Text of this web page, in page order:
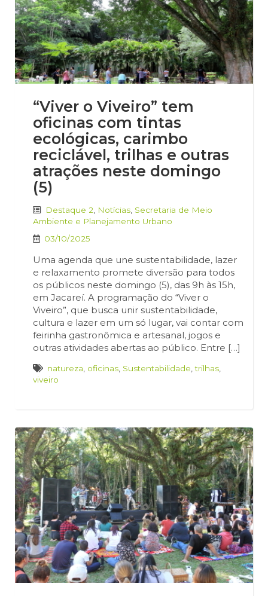
“Viver o Viveiro” tem
oficinas com tintas
ecológicas, carimbo
reciclável, trilhas e outras
atrações neste domingo
(5)
Destaque 2 Notícias Secretaria de Meio
Ambiente e Planejamento Urbano
03/10/2025
Uma agenda que une sustentabilidade, lazer
e relaxamento promete diversão para todos
os públicos neste domingo (5), das 9h às 15h,
em Jacareí. A programação do “Viver o
Viveiro”, que busca unir sustentabilidade,
cultura e lazer em um só lugar, vai contar com
feirinha gastronômica e artesanal, jogos e
outras atividades abertas ao público. Entre […]
natureza oficinas Sustentabilidade ,trilhas
viveiro